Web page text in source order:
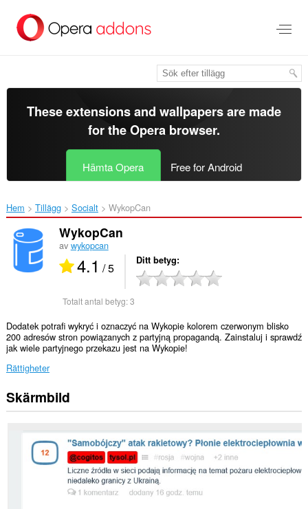
brödtexten
These extensions and wallpapers are made
for theOpera browser.
Hämta Opera Free for Android
Hem Tillägg Socialt WykopCan‎
WykopCan
av wykopcan
4.1 / 5 Ditt betyg
Totalt antal betyg:3
Dodatek potrafi wykryć i oznaczyć na Wykopie kolorem czerwonym blisko
200 adresów stron powiązanych z partyjną propagandą. Zainstaluj i sprawdź
jak wiele partyjnego przekazu jest na Wykopie!
Rättigheter
Tillägget
kan
tillgång
Skärmbild